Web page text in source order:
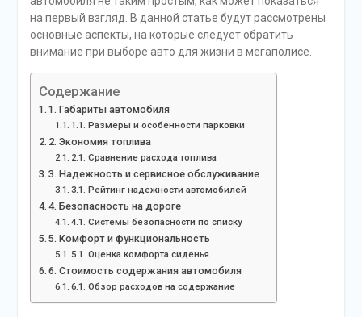
на первый взгляд. В данной статье будут рассмотрены
основные аспекты, на которые следует обратить
внимание при выборе авто для жизни в мегаполисе.
Содержание
1. Габариты автомобиля
1.1. Размеры и особенности парковки
2. Экономия топлива
2.1. Сравнение расхода топлива
3. Надежность и сервисное обслуживание
3.1. Рейтинг надежности автомобилей
4. Безопасность на дороге
4.1. Системы безопасности по списку
5. Комфорт и функциональность
5.1. Оценка комфорта сиденья
6. Стоимость содержания автомобиля
6.1. Обзор расходов на содержание